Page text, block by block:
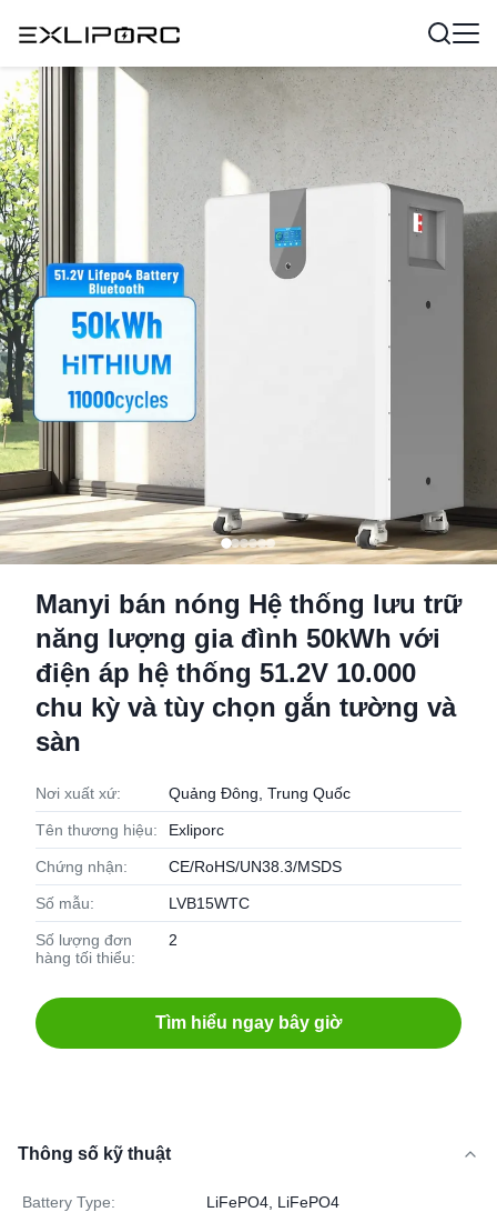
Manyi bán nóng Hệ thống lưu trữ
năng lượng gia đình 50kWh với
điện áp hệ thống 51.2V 10.000
chu kỳ và tùy chọn gắn tường và
sàn
Nơi xuất xứ: Quảng Đông, Trung Quốc
Tên thương hiệu: Exliporc
Chứng nhận: CE/RoHS/UN38.3/MSDS
Số mẫu: LVB15WTC
Số lượng đơn
hàng tối thiểu:
2
Tìm hiểu ngay bây giờ
Thông số kỹ thuật
Battery Type: LiFePO4, LiFePO4